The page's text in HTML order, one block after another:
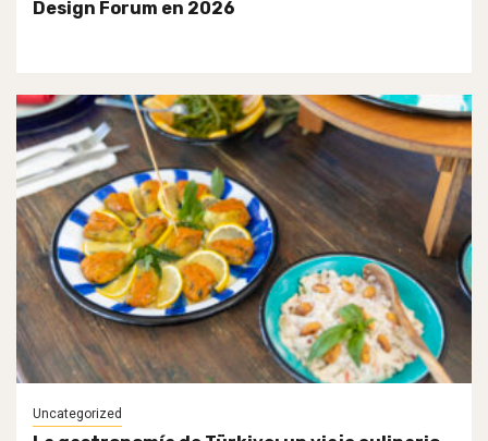
Design Forum en 2026
Uncategorized